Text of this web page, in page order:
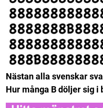
Nästan alla svenskar
Hur många B döljer sig i